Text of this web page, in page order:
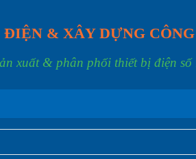
& XÂY DỰNG
xuất & phân phối thiết bị điện số